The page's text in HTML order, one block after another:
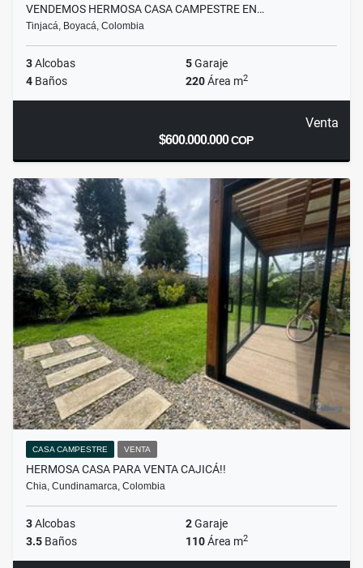
VENDEMOS HERMOSA CASA CAMPESTRE EN…
Tinjacá, Boyacá, Colombia
3Alcobas 5Garaje
4 Baños 220Área m2
Venta
$600.000.000COP
CASA CAMPESTRE VENTA
HERMOSA CASA PARA VENTA CAJICÁ!!
Chia, Cundinamarca, Colombia
3Alcobas 2Garaje
3.5 Baños 110Área m2